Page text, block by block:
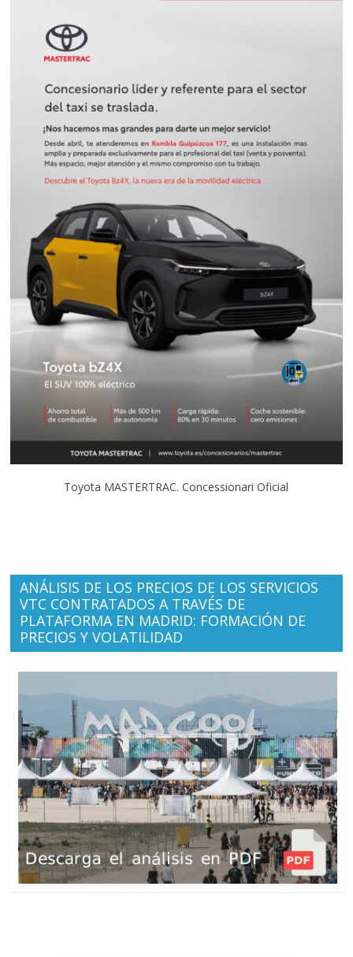
Toyota MASTERTRAC. Concessionari Oficial
ANÁLISIS DE LOS PRECIOS DE LOS SERVICIOS
VTC CONTRATADOS A TRAVÉS DE
PLATAFORMA EN MADRID: FORMACIÓN DE
PRECIOS Y VOLATILIDAD